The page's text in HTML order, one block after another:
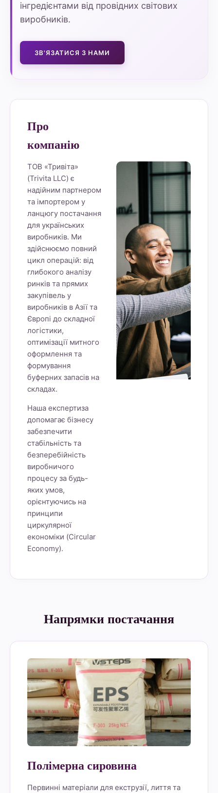
інгредієнтами від провідних світових
виробників.
ЗВ'ЯЗАТИСЯ З НАМИ
Про
компанію
ТОВ «Тривіта»
(Trivita LLC) є
надійним партнером
та імпортером у
ланцюгу постачання
для українських
виробників. Ми
здійснюємо повний
цикл операцій: від
глибокого аналізу
ринків та прямих
закупівель у
виробників в Азії та
Європі до складної
логістики,
оптимізації митного
оформлення та
формування
буферних запасів на
складах.
Наша експертиза
допомагає бізнесу
забезпечити
стабільність та
безперебійність
виробничого
процесу за будь-
яких умов,
орієнтуючись на
принципи
циркулярної
економіки (Circular
Economy).
Напрямки постачання
Полімерна сировина
Первинні матеріали для екструзії, лиття та